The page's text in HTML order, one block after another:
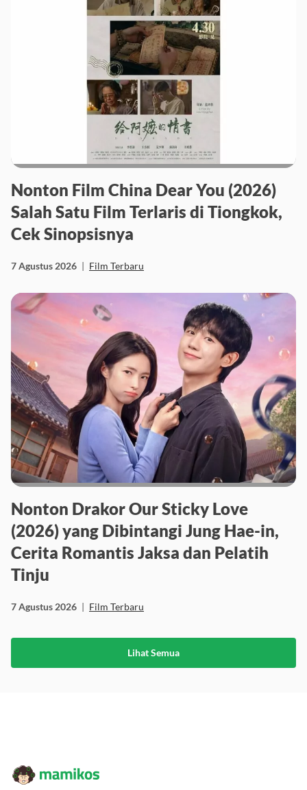
Nonton Film China Dear You (2026)
Salah Satu Film Terlaris di Tiongkok,
Cek Sinopsisnya
7 Agustus 2026 | Film Terbaru
Nonton Drakor Our Sticky Love
(2026) yang Dibintangi Jung Hae-in,
Cerita Romantis Jaksa dan Pelatih
Tinju
7 Agustus 2026 | Film Terbaru
Lihat Semua